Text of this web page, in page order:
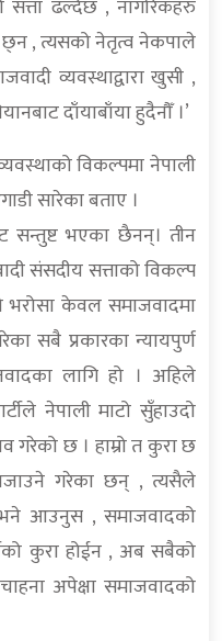
ढल्दैछ , नागरिकहरु
छ्न , त्यसको नेतृत्व नेकपाले
व्यवस्थाद्वारा खुसी ,
दाँयाबाँया हुदैनौँ ।’
विकल्पमा नेपाली
सारेका बताए ।
सन्तुष्ट भएका छैनन्। तीन
संसदीय सत्ताको विकल्प
केवल समाजवादमा
सबै प्रकारका न्यायपुर्ण
लागि हो । अहिले
नेपाली माटो सुँहाउदो
गरेको छ । हाम्रो त कुरा छ
गरेका छन् , त्यसैले
आउनुस , समाजवादको
कुरा होईन , अब सबैको
अपेक्षा समाजवादको